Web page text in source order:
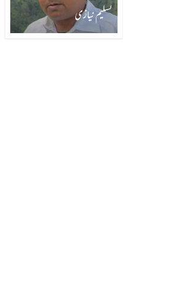
تسلیم نیازی